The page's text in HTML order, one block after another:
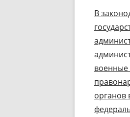
В
военные
органов